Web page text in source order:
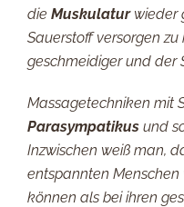
die Muskulaturwieder
Sauerstoff versorgen
geschmeidiger und der
Massagetechniken mit
Parasympatikus und
Inzwischen weiß man,
entspannten
können als bei ihren